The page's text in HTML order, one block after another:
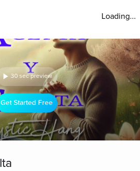
Loading...
30 sec preview
Get Started Free